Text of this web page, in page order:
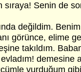
Senin de
değildim.
görünce, elime
takıldım.
demesine
vurduğum